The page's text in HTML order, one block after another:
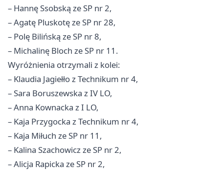
– Hannę Ssobską ze SP nr 2,
– Agatę Pluskotę ze SP nr 28,
– Polę Bilińską ze SP nr 8,
– Michalinę Bloch ze SP nr 11.
Wyróżnienia otrzymali z kolei:
– Klaudia Jagiełło z Technikum nr 4,
– Sara Boruszewska z IV LO,
– Anna Kownacka z I LO,
– Kaja Przygocka z Technikum nr 4,
– Kaja Miłuch ze SP nr 11,
– Kalina Szachowicz ze SP nr 2,
– Alicja Rapicka ze SP nr 2,